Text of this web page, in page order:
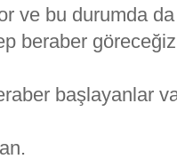
ve bu durumda
beraber göreceğiz
başlayanlar